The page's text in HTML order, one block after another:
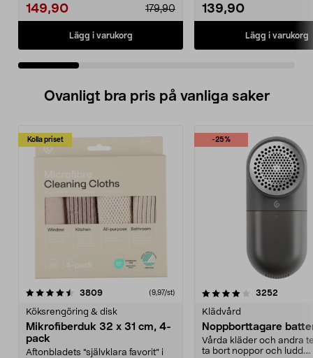
149,90 179,90
Lägg i varukorg
139,90
Lägg i varukorg
Ovanligt bra pris på vanliga saker
Kolla priset
3809recensioner (9,97/st)
Köksrengöring & disk
Mikrofiberduk 32 x 31 cm, 4-
pack
Aftonbladets "självklara favorit” i
-25%
4.0av 5 stjärnor 3252
Klädvård
Noppborttagare
Vårda kläder och andra
ta bort noppor och ludd.
4.5av 5 stjärnor